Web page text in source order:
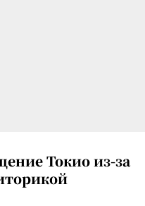
Токио из-за